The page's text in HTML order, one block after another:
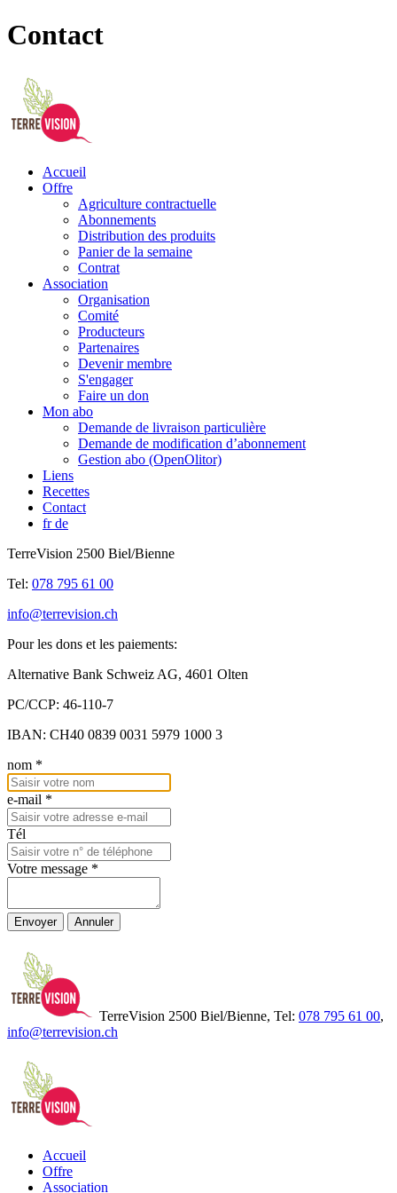
Contact
Accueil
Offre
Agriculture contractuelle
Abonnements
Distribution des produits
Panier de la semaine
Contrat
Association
Organisation
Comité
Producteurs
Partenaires
Devenir membre
S'engager
Faire un don
Mon abo
Demande de livraison particulière
Demande de modification d’abonnement
Gestion abo (OpenOlitor)
Liens
Recettes
Contact
frde
TerreVision 2500 Biel/Bienne
Tel: 078 795 61 00
info@terrevision.ch
Pour les dons et les paiements:
Alternative Bank Schweiz AG, 4601 Olten
PC/CCP: 46-110-7
IBAN: CH40 0839 0031 5979 1000 3
nom *
e-mail *
Tél
Votre message *
Envoyer Annuler
TerreVision 2500 Biel/Bienne, Tel: 078 795 61 00,
info@terrevision.ch
Accueil
Offre
Association